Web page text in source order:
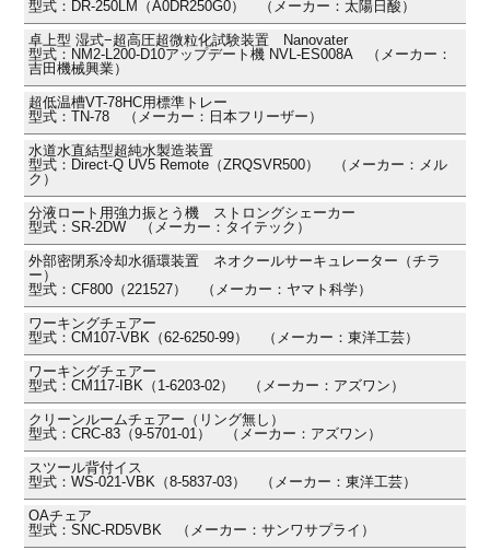
型式：DR-250LM（A0DR250G0） （メーカー：太陽日酸）
卓上型 湿式−超高圧超微粒化試験装置 Nanovater
型式：NM2-L200-D10アップデート機 NVL-ES008A （メーカー：
吉田機械興業）
超低温槽VT-78HC用標準トレー
型式：TN-78 （メーカー：日本フリーザー）
水道水直結型超純水製造装置
型式：Direct-Q UV5 Remote（ZRQSVR500） （メーカー：メル
ク）
分液ロート用強力振とう機 ストロングシェーカー
型式：SR-2DW （メーカー：タイテック）
外部密閉系冷却水循環装置 ネオクールサーキュレーター（チラ
ー）
型式：CF800（221527） （メーカー：ヤマト科学）
ワーキングチェアー
型式：CM107-VBK（62-6250-99） （メーカー：東洋工芸）
ワーキングチェアー
型式：CM117-IBK（1-6203-02） （メーカー：アズワン）
クリーンルームチェアー（リング無し）
型式：CRC-83（9-5701-01） （メーカー：アズワン）
スツール背付イス
型式：WS-021-VBK（8-5837-03） （メーカー：東洋工芸）
OAチェア
型式：SNC-RD5VBK （メーカー：サンワサプライ）